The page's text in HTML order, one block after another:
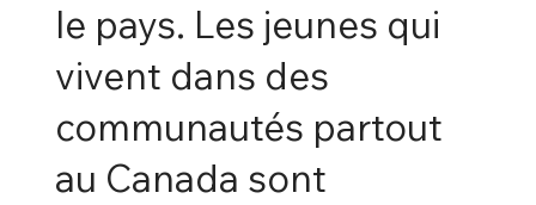
le pays. Les jeunes qui
vivent dans des
communautés partout
au Canada sont